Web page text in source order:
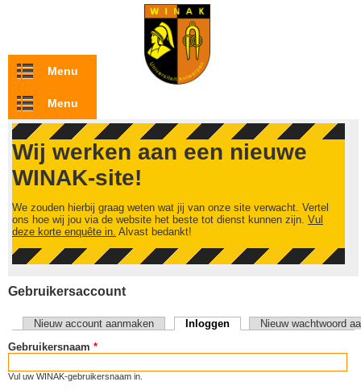
Overslaan en naar de inhoud gaan
Menu
Menu
Wij werken aan een nieuwe
WINAK-site!
We zouden hierbij graag weten wat jij van onze site verwacht. Vertel
ons hoe wij jou via de website het beste tot dienst kunnen zijn. Vul
deze korte enquête in. Alvast bedankt!
Gebruikersaccount
Primaire tabs
Nieuw account aanmaken Inloggen(actieve tabblad)
Nieuw wachtwoord
Gebruikersnaam *
Vul uw WINAK-gebruikersnaam in.